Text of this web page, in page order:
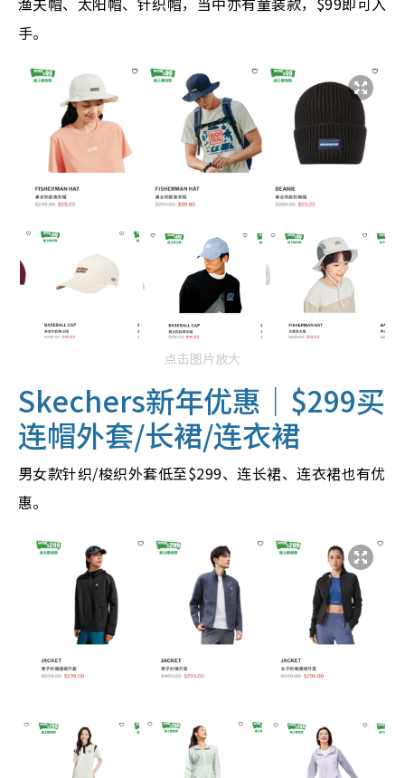
手。
点击图片放大
Skechers新年优惠 ｜$299买
连帽外套/长裙/连衣裙
男女款针织/梭织外套低至$299、连长裙、连衣裙也有优
惠。